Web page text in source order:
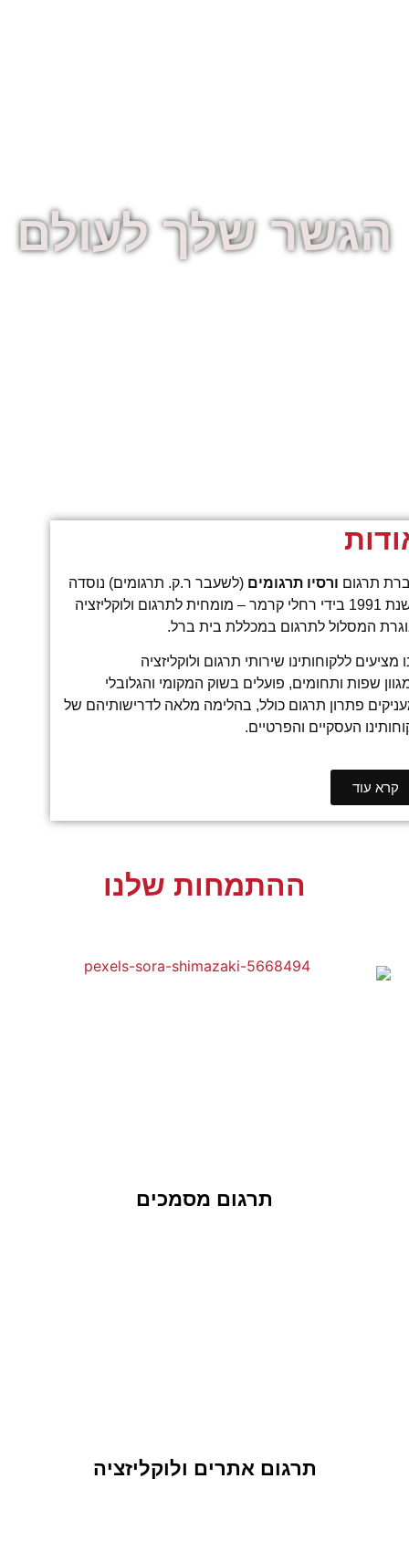
הגשר שלך לעולם
תרגום ורסיו תרגומים (לשעבר ר.ק. תרגומים) נוסדה
בשנת 1991 בידי רחלי קרמר – מומחית לתרגום ולוקליזציה
המסלול לתרגום במכללת בית ברל.
מציעים ללקוחותינו שירותי תרגום ולוקליזציה
שפות ותחומים, פועלים בשוק המקומי והגלובלי
פתרון תרגום כולל, בהלימה מלאה לדרישותיהם של
העסקיים והפרטיים.
קרא עוד
ההתמחות שלנו
תרגום מסמכים
תרגום אתרים ולוקליזציה